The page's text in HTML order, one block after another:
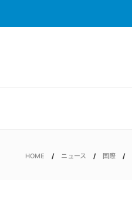
HOME ニュース 国際